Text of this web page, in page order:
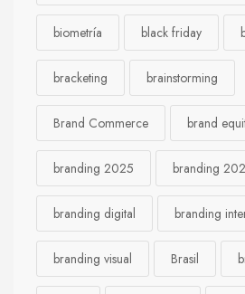
biometría black friday
bracketing brainstorming
Brand Commerce brand
branding 2025 branding
branding digital branding
branding visual Brasil